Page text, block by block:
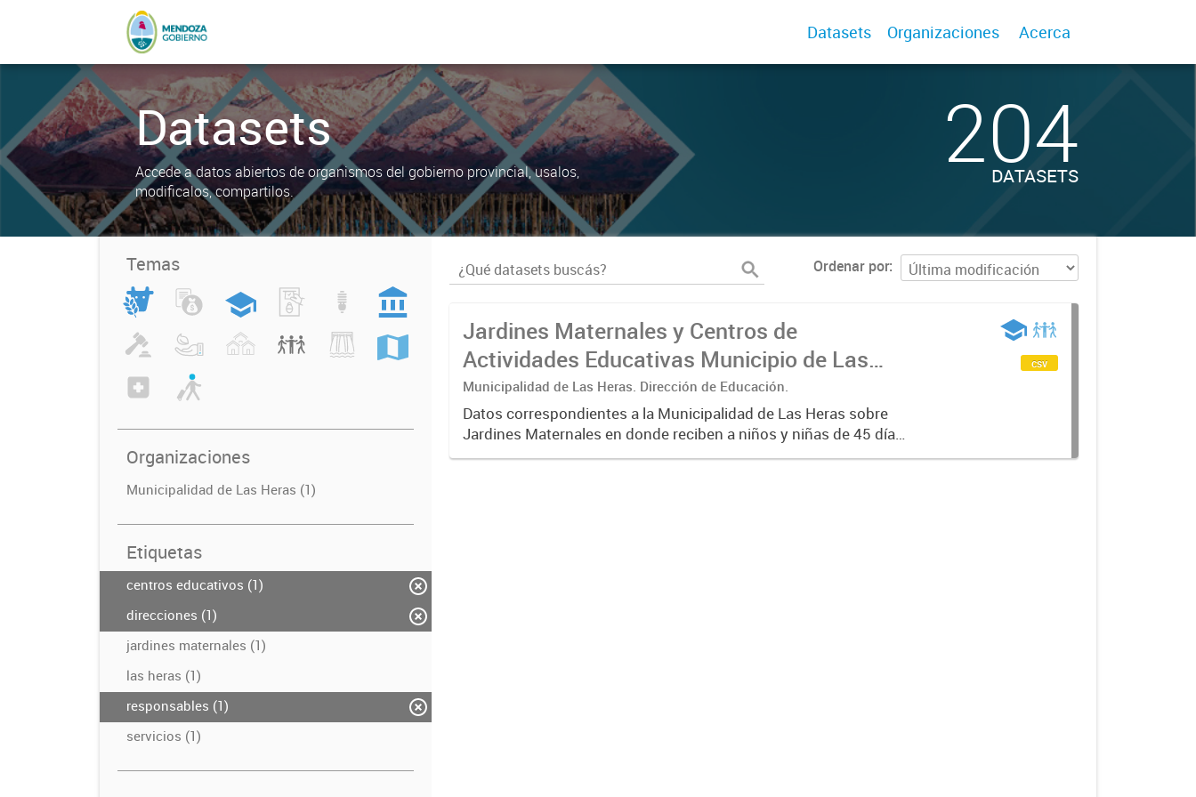
Datasets Organizaciones Acerca
Datasets
Accede a datos abiertos de organismos del gobierno provincial, usalos,
modificalos, compartilos.
204
DATASETS
Temas
Organizaciones
Municipalidad de Las Heras (1)
Etiquetas
centros educativos (1)
direcciones (1)
jardines maternales (1)
las heras (1)
responsables (1)
servicios (1)
Ordenar por
Jardines Maternales y Centros de
Actividades Educativas Municipio de Las
Heras
Municipalidad de Las Heras. Dirección de Educación.
Datos correspondientes a la Municipalidad de Las Heras sobre
Jardines Maternales en donde reciben a niños y niñas de 45 días
a 3 años, de lunes a viernes en ambos turnos, con servicio
csv